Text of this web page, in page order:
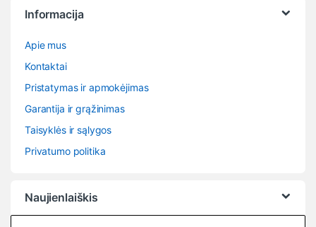
Informacija
Apie mus
Kontaktai
Pristatymas ir apmokėjimas
Garantija ir grąžinimas
Taisyklės ir sąlygos
Privatumo politika
Naujienlaiškis